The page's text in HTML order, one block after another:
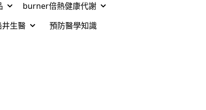
burner倍熱健康代謝
生醫
預防醫學知識